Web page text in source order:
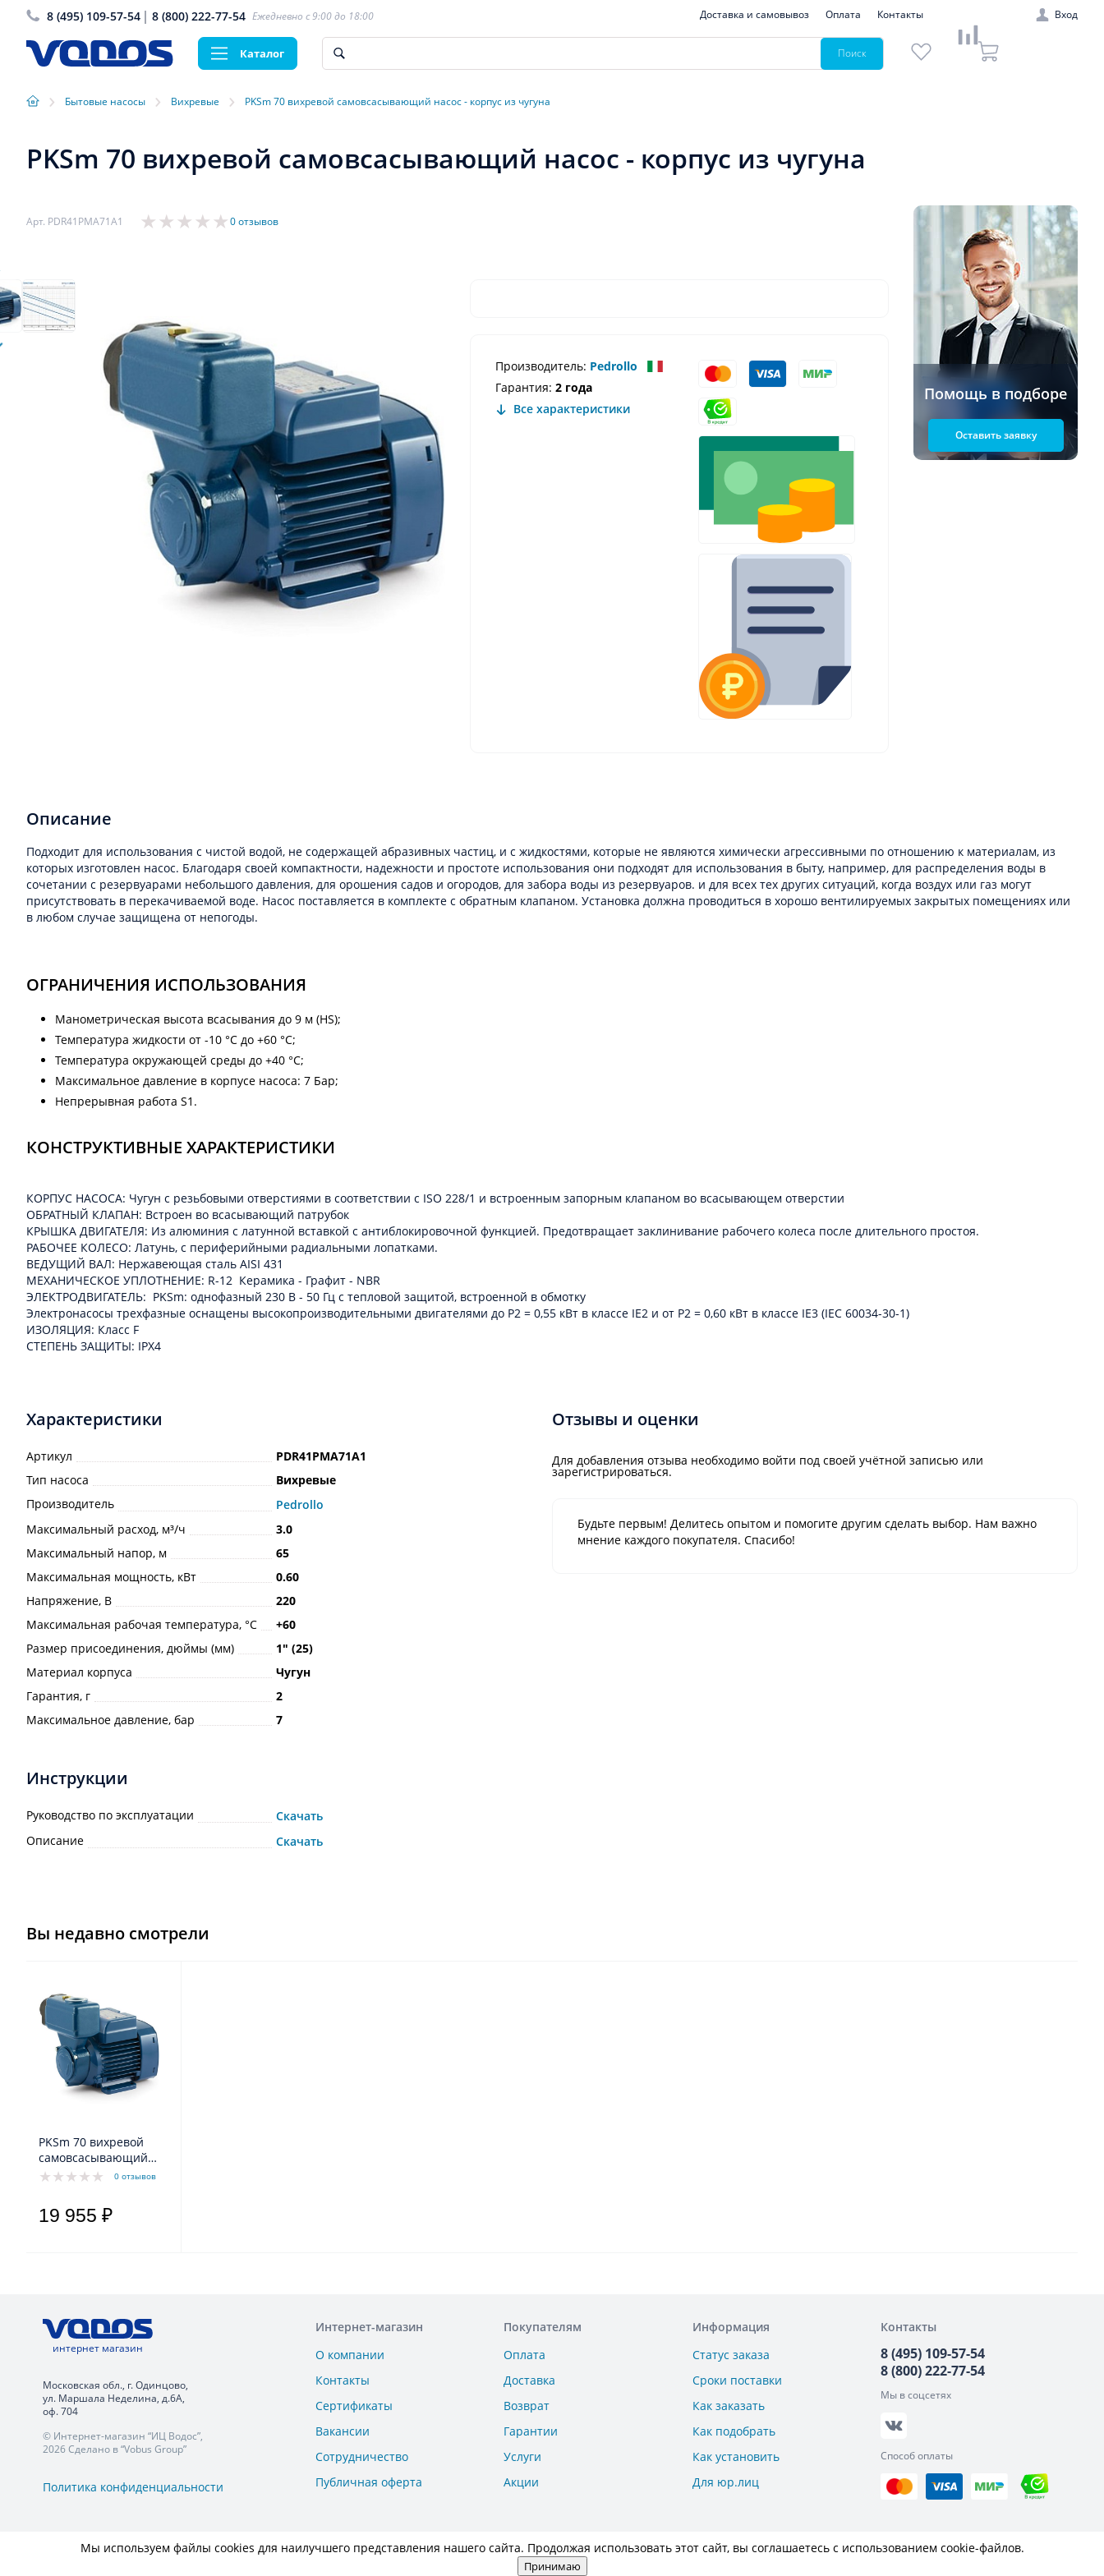
8 (495) 109-57-54 8 (800) 222-77-54 Ежедневно с 9:00 до 18:00 Доставка и самовывоз Оплата Контакты Вход
Каталог Поиск
› Бытовые насосы › Вихревые › PKSm 70 вихревой самовсасывающий насос - корпус из чугуна
PKSm 70 вихревой самовсасывающий насос - корпус из чугуна
Арт. PDR41PMA71A1 0 отзывов
Производитель: Pedrollo
Гарантия: 2 года
Все характеристики
Помощь в подборе
Оставить заявку
Описание
Подходит для использования с чистой водой, не содержащей абразивных частиц, и с жидкостями, которые не являются химически агрессивными по отношению к материалам, из
которых изготовлен насос. Благодаря своей компактности, надежности и простоте использования они подходят для использования в быту, например, для распределения воды в
сочетании с резервуарами небольшого давления, для орошения садов и огородов, для забора воды из резервуаров. и для всех тех других ситуаций, когда воздух или газ могут
присутствовать в перекачиваемой воде. Насос поставляется в комплекте с обратным клапаном. Установка должна проводиться в хорошо вентилируемых закрытых помещениях или
в любом случае защищена от непогоды.
ОГРАНИЧЕНИЯ ИСПОЛЬЗОВАНИЯ
Манометрическая высота всасывания до 9 м (HS);
Температура жидкости от -10 °C до +60 °C;
Температура окружающей среды до +40 °C;
Максимальное давление в корпусе насоса: 7 Бар;
Непрерывная работа S1.
КОНСТРУКТИВНЫЕ ХАРАКТЕРИСТИКИ
КОРПУС НАСОСА: Чугун с резьбовыми отверстиями в соответствии с ISO 228/1 и встроенным запорным клапаном во всасывающем отверстии
ОБРАТНЫЙ КЛАПАН: Встроен во всасывающий патрубок
КРЫШКА ДВИГАТЕЛЯ: Из алюминия с латунной вставкой с антиблокировочной функцией. Предотвращает заклинивание рабочего колеса после длительного простоя.
РАБОЧЕЕ КОЛЕСО: Латунь, с периферийными радиальными лопатками.
ВЕДУЩИЙ ВАЛ: Нержавеющая сталь AISI 431
МЕХАНИЧЕСКОЕ УПЛОТНЕНИЕ: R-12 Керамика - Графит - NBR
ЭЛЕКТРОДВИГАТЕЛЬ: PKSm: однофазный 230 В - 50 Гц с тепловой защитой, встроенной в обмотку
Электронасосы трехфазные оснащены высокопроизводительными двигателями до P2 = 0,55 кВт в классе IE2 и от P2 = 0,60 кВт в классе IE3 (IEC 60034-30-1)
ИЗОЛЯЦИЯ: Класс F
СТЕПЕНЬ ЗАЩИТЫ: IPX4
Характеристики
Артикул
PDR41PMA71A1
Тип насоса
Вихревые
Производитель
Pedrollo
Максимальный расход, м³/ч
3.0
Максимальный напор, м
65
Максимальная мощность, кВт
0.60
Напряжение, В
220
Максимальная рабочая температура, °С
+60
Размер присоединения, дюймы (мм)
1ʺ (25)
Материал корпуса
Чугун
Гарантия, г
2
Максимальное давление, бар
7
Инструкции
Руководство по эксплуатации
Скачать
Описание
Скачать
Отзывы и оценки
Для добавления отзыва необходимо войти под своей учётной записью или
зарегистрироваться.
Будьте первым! Делитесь опытом и помогите другим сделать выбор. Нам важно
мнение каждого покупателя. Спасибо!
Вы недавно смотрели
PKSm 70 вихревой
самовсасывающий
насос - корпус из0 отзывов
19 955 ₽
интернет магазин
Московская обл., г. Одинцово,
ул. Маршала Неделина, д.6А,
оф. 704
© Интернет-магазин “ИЦ Водос”,
2026 Сделано в “Vobus Group”
Политика конфиденциальности
Интернет-магазин
О компании
Контакты
Сертификаты
Вакансии
Сотрудничество
Публичная оферта
Покупателям
Оплата
Доставка
Возврат
Гарантии
Услуги
Акции
Информация
Статус заказа
Сроки поставки
Как заказать
Как подобрать
Как установить
Для юр.лиц
Контакты
8 (495) 109-57-54
8 (800) 222-77-54
Мы в соцсетях
Способ оплаты
Мы используем файлы cookies для наилучшего представления нашего сайта. Продолжая использовать этот сайт, вы соглашаетесь с использованием cookie-файлов.
Принимаю